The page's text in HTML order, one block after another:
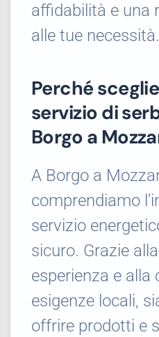
affidabilità e una
alle tue necessità.
Perché
servizio di
Borgo a
A Borgo a
comprendiamo
servizio
sicuro. Grazie
esperienza e alla
esigenze locali,
offrire prodotti e